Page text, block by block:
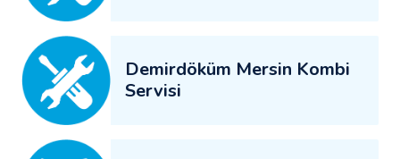
Demirdöküm Mersin Kombi
Servisi